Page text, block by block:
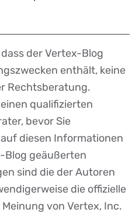
der Vertex-Blog
enthält, keine
Rechtsberatung.
qualifizierten
bevor Sie
diesen Informationen
Blog geäußerten
sind die der Autoren
die offizielle
von Vertex, Inc.